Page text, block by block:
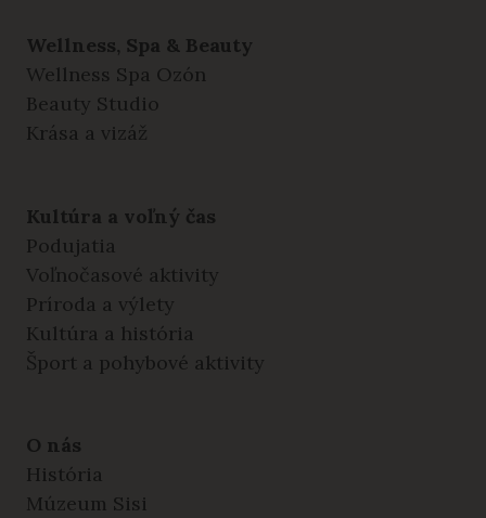
Wellness, Spa & Beauty
Wellness Spa Ozón
Beauty Studio
Krása a vizáž
Kultúra a voľný čas
Podujatia
Voľnočasové aktivity
Príroda a výlety
Kultúra a história
Šport a pohybové aktivity
O nás
História
Múzeum Sisi